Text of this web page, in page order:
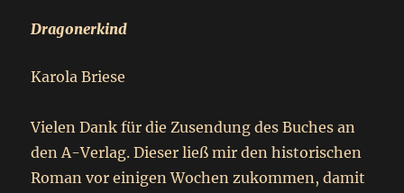
Dragonerkind
Karola Briese
Vielen Dank für die Zusendung des Buches an
den A-Verlag. Dieser ließ mir den historischen
Roman vor einigen Wochen zukommen, damit